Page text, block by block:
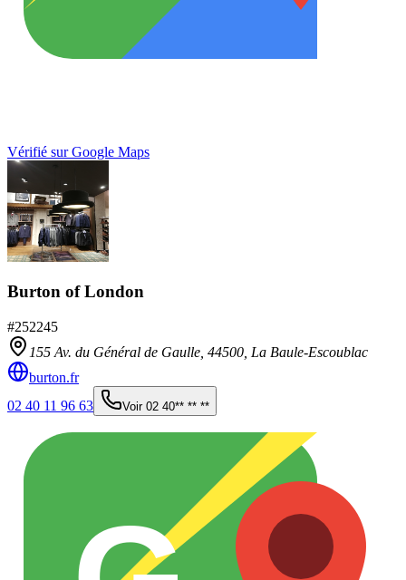
Vérifié sur Google Maps
Burton of London
#252245
155 Av. du Général de Gaulle, 44500 La Baule-Escoublac
burton.fr
02 40 11 96 63
Voir 02 40** ** **